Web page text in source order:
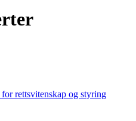
rettsvitenskap og styring